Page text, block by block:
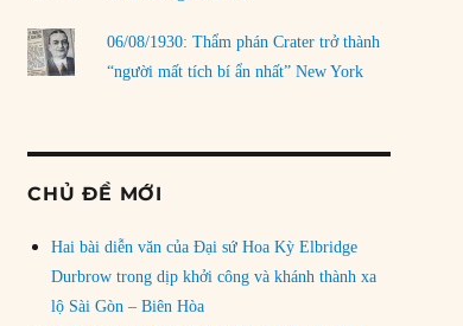
06/08/1930: Thẩm phán Crater trở thành
“người mất tích bí ẩn nhất” New York
CHỦ ĐỀ MỚI
Hai bài diễn văn của Đại sứ Hoa Kỳ Elbridge
Durbrow trong dịp khởi công và khánh thành xa
lộ Sài Gòn – Biên Hòa